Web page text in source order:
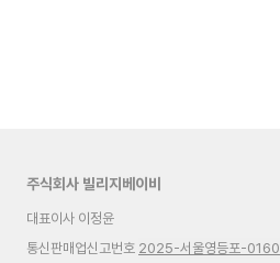
주식회사 빌리지베이비
대표이사 이정윤
통신판매업신고번호 2025-서울영등포-0160